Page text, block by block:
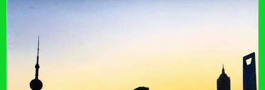
（2025
月
更
新）〉
中